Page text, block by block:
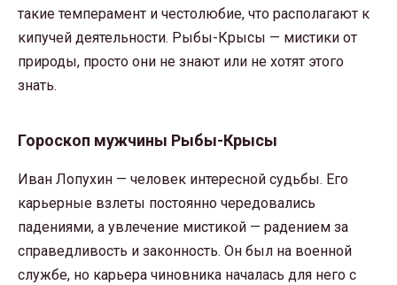
такие темперамент и честолюбие, что располагают к
кипучей деятельности. Рыбы-Крысы — мистики от
природы, просто они не знают или не хотят этого
знать.
Гороскоп мужчины Рыбы-Крысы
Иван Лопухин — человек интересной судьбы. Его
карьерные взлеты постоянно чередовались
падениями, а увлечение мистикой — радением за
справедливость и законность. Он был на военной
службе, но карьера чиновника началась для него с